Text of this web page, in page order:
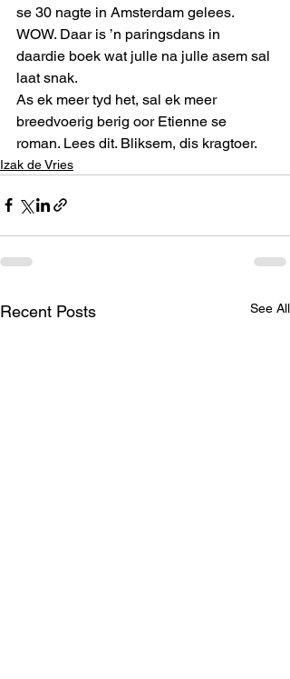
se 30 nagte in Amsterdam gelees.
WOW. Daar is ’n paringsdans in
daardie boek wat julle na julle asem sal
laat snak.
As ek meer tyd het, sal ek meer
breedvoerig berig oor Etienne se
roman. Lees dit. Bliksem, dis kragtoer.
Izak de Vries
Recent Posts See All